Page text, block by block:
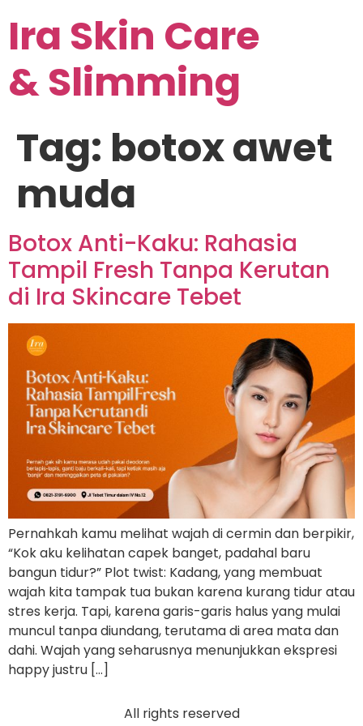
Ira Skin Care
& Slimming
Tag: botox awet
muda
Botox Anti-Kaku: Rahasia
Tampil Fresh Tanpa Kerutan
di Ira Skincare Tebet
Pernahkah kamu melihat wajah di cermin dan berpikir,
“Kok aku kelihatan capek banget, padahal baru
bangun tidur?” Plot twist: Kadang, yang membuat
wajah kita tampak tua bukan karena kurang tidur atau
stres kerja. Tapi, karena garis-garis halus yang mulai
muncul tanpa diundang, terutama di area mata dan
dahi. Wajah yang seharusnya menunjukkan ekspresi
happy justru […]
All rights reserved